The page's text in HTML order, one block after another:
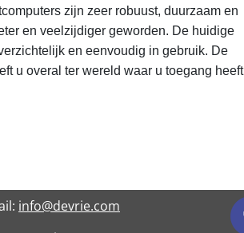
zijn zeer robuust, duurzaam en
en veelzijdiger geworden. De huidige
en eenvoudig in gebruik. De
u overal ter wereld waar u toegang heeft
info@devrie.com